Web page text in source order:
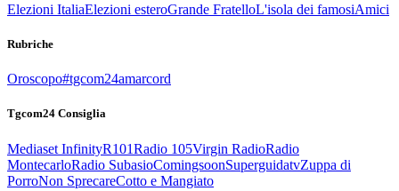
Elezioni ItaliaElezioni esteroGrande FratelloL'isola dei famosiAmici
Rubriche
Oroscopo#tgcom24amarcord
Tgcom24 Consiglia
Mediaset InfinityR101Radio 105Virgin RadioRadio
MontecarloRadio SubasioComingsoonSuperguidatvZuppa di
PorroNon SprecareCotto e Mangiato